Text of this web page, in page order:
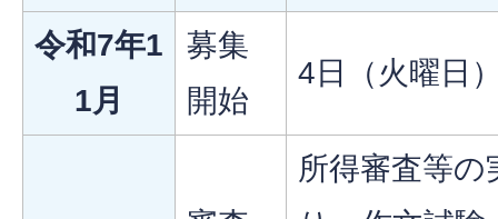
令和7年1
1月
募集
開始
4日（火曜日
所得審査等